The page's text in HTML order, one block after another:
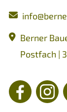
nf
b rn
Berner
Postfach |